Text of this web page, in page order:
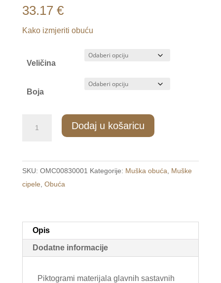
33.17 €
Kako izmjeriti obuću
Veličina
Boja
cipele
smeđe
/100
Dodaj u košaricu
SKU: OMC00830001 Kategorije: Muška obuća
Muške
cipele Obuća
Opis
Dodatne informacije
Piktogrami materijala glavnih sastavnih